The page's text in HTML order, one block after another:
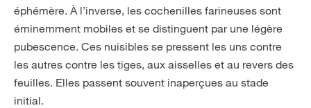
éphémère. À l’inverse, les cochenilles farineuses sont
éminemment mobiles et se distinguent par une légère
pubescence. Ces nuisibles se pressent les uns contre
les autres contre les tiges, aux aisselles et au revers des
feuilles. Elles passent souvent inaperçues au stade
initial.